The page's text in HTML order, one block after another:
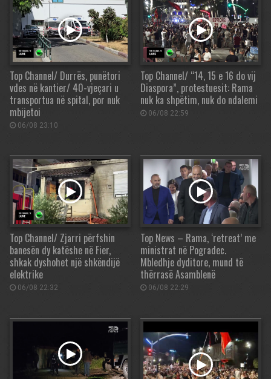
Top Channel/ Durrës, punëtori
vdes në kantier/ 40-vjeçari u
transportua në spital, por nuk
mbijetoi
06/08 23:10
Top Channel/ “14, 15 e 16 do vij
Diaspora”, protestuesit: Rama
nuk ka shpëtim, nuk do ndalemi
06/08 22:59
Top Channel/ Zjarri përfshin
banesën dy katëshe në Fier,
shkak dyshohet një shkëndijë
elektrike
06/08 22:32
Top News – Rama, ‘retreat’ me
ministrat në Pogradec.
Mbledhje dyditore, mund të
thërrasë Asamblenë
06/08 22:29